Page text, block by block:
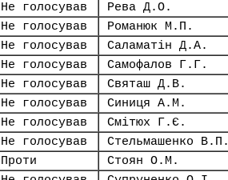
Не голосував Рева Д.О.
Не голосував Романюк М.П.
Не голосував Саламатін Д.А.
Не голосував Самофалов Г.Г.
Не голосував Святаш Д.В.
Не голосував Синиця А.М.
Не голосував Смітюх Г.Є.
Не голосував Стельмашенко В.П.
Проти Стоян О.М.